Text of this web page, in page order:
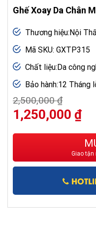
Ghế Xoay Da Chân
Thương hiệu:Nội
Mã SKU: GXTP315
Chất liệu:Da công
Bảo hành:12 Tháng
2,500,000₫
Giá
gốc
là:
1,250,000 ₫Giá
tại
là:
Giao tận